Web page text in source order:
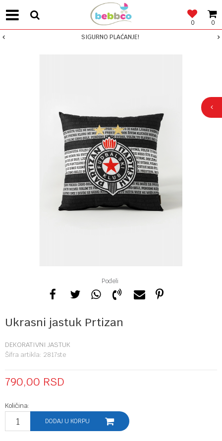
0
0
SIGURNO PLAĆANJE!
Podeli
Ukrasni jastuk Prtizan
DEKORATIVNI JASTUK
Šifra artikla: 2817ste
790,00 RSD
Količina:
DODAJ U KORPU